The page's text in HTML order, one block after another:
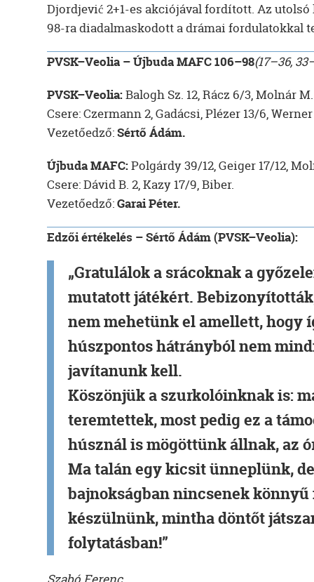
Djordjević 2+1-es akciójával fordított. Az utolsó
98-ra diadalmaskodott a drámai fordulatokkal
PVSK–Veolia – Újbuda MAFC 106–98(17–36,
PVSK–Veolia:Balogh Sz. 12, Rácz 6/3, Molnár
Csere: Czermann 2, Gadácsi, Plézer 13/6,
Vezetőedző:Sértő Ádám.
Újbuda MAFC:Polgárdy 39/12, Geiger 17/12,
Csere: Dávid B. 2, Kazy 17/9, Biber.
Vezetőedző:Garai Péter.
Edzői értékelés – Sértő Ádám (PVSK–Veolia):
„Gratulálok a srácoknak a
mutatott játékért.
nem mehetünk el amellett, hogy
húszpontos hátrányból nem
javítanunk kell.
Köszönjük a szurkolóinknak is:
teremtettek, most pedig ez a
húsznál is mögöttünk állnak, az
Ma talán egy kicsit ünneplünk,
bajnokságban nincsenek
készülnünk, mintha döntőt
folytatásban!”